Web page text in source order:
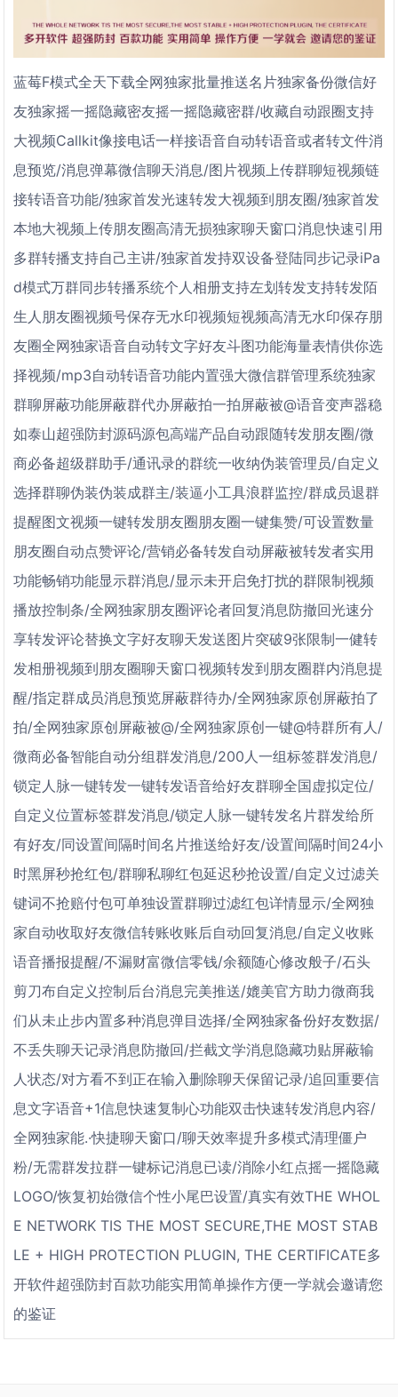
蓝莓F模式全天下载全网独家批量推送名片独家备份微信好
友独家摇一摇隐藏密友摇一摇隐藏密群/收藏自动跟圈支持
大视频Callkit像接电话一样接语音自动转语音或者转文件消
息预览/消息弹幕微信聊天消息/图片视频上传群聊短视频链
接转语音功能/独家首发光速转发大视频到朋友圈/独家首发
本地大视频上传朋友圈高清无损独家聊天窗口消息快速引用
多群转播支持自己主讲/独家首发持双设备登陆同步记录iPa
d模式万群同步转播系统个人相册支持左划转发支持转发陌
生人朋友圈视频号保存无水印视频短视频高清无水印保存朋
友圈全网独家语音自动转文字好友斗图功能海量表情供你选
择视频/mp3自动转语音功能内置强大微信群管理系统独家
群聊屏蔽功能屏蔽群代办屏蔽拍一拍屏蔽被@语音变声器稳
如泰山超强防封源码源包高端产品自动跟随转发朋友圈/微
商必备超级群助手/通讯录的群统一收纳伪装管理员/自定义
选择群聊伪装伪装成群主/装逼小工具浪群监控/群成员退群
提醒图文视频一键转发朋友圈朋友圈一键集赞/可设置数量
朋友圈自动点赞评论/营销必备转发自动屏蔽被转发者实用
功能畅销功能显示群消息/显示未开启免打扰的群限制视频
播放控制条/全网独家朋友圈评论者回复消息防撤回光速分
享转发评论替换文字好友聊天发送图片突破9张限制一健转
发相册视频到朋友圈聊天窗口视频转发到朋友圈群内消息提
醒/指定群成员消息预览屏蔽群待办/全网独家原创屏蔽拍了
拍/全网独家原创屏蔽被@/全网独家原创一键@特群所有人/
微商必备智能自动分组群发消息/200人一组标签群发消息/
锁定人脉一键转发一键转发语音给好友群聊全国虚拟定位/
自定义位置标签群发消息/锁定人脉一键转发名片群发给所
有好友/同设置间隔时间名片推送给好友/设置间隔时间24小
时黑屏秒抢红包/群聊私聊红包延迟秒抢设置/自定义过滤关
键词不抢赔付包可单独设置群聊过滤红包详情显示/全网独
家自动收取好友微信转账收账后自动回复消息/自定义收账
语音播报提醒/不漏财富微信零钱/余额随心修改般子/石头
剪刀布自定义控制后台消息完美推送/媲美官方助力微商我
们从未止步内置多种消息弹目选择/全网独家备份好友数据/
不丢失聊天记录消息防撤回/拦截文学消息隐藏功贴屏蔽输
人状态/对方看不到正在输入删除聊天保留记录/追回重要信
息文字语音+1信息快速复制心功能双击快速转发消息内容/
全网独家能.·快捷聊天窗口/聊天效率提升多模式清理僵户
粉/无需群发拉群一键标记消息已读/消除小红点摇一摇隐藏
LOGO/恢复初始微信个性小尾巴设置/真实有效THE WHOL
E NETWORK TIS THE MOST SECURE,THE MOST STAB
LE + HIGH PROTECTION PLUGIN, THE CERTIFICATE多
开软件超强防封百款功能实用简单操作方便一学就会邀请您
的鉴证